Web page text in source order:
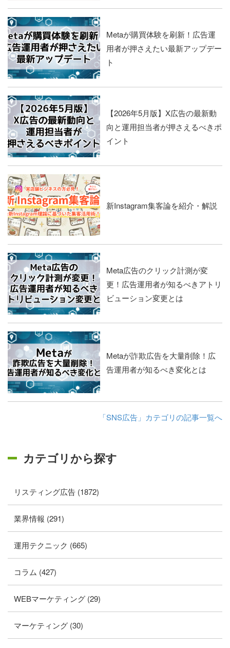
Metaが購買体験を刷新！広告運
用者が押さえたい最新アップデー
ト
【2026年5月版】X広告の最新動
向と運用担当者が押さえるべきポ
イント
新Instagram集客論を紹介・解説
Meta広告のクリック計測が変
更！広告運用者が知るべきアトリ
ビューション変更とは
Metaが詐欺広告を大量削除！広
告運用者が知るべき変化とは
「SNS広告」カテゴリの記事一覧へ
カテゴリから探す
リスティング広告 (1872)
業界情報 (291)
運用テクニック (665)
コラム (427)
WEBマーケティング (29)
マーケティング (30)